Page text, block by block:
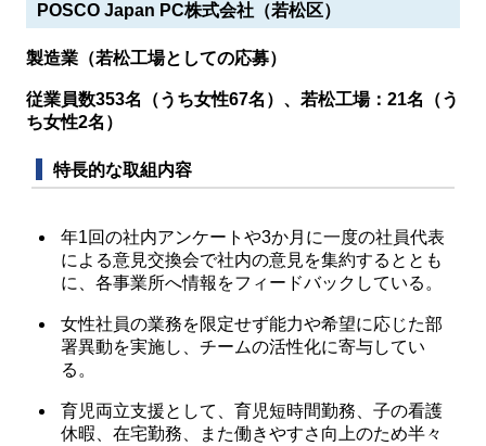
POSCO Japan PC株式会社（若松区）
製造業（若松工場としての応募）
従業員数353名（うち女性67名）、 若松工場：21名（う
ち女性2名）
特長的な取組内容
年1回の社内アンケートや3か月に一度の社員代表
による意見交換会で社内の意見を集約するととも
に、各事業所へ情報をフィードバックしている。
女性社員の業務を限定せず能力や希望に応じた部
署異動を実施し、チームの活性化に寄与してい
る。
育児両立支援として、育児短時間勤務、子の看護
休暇、在宅勤務、また働きやすさ向上のため半々